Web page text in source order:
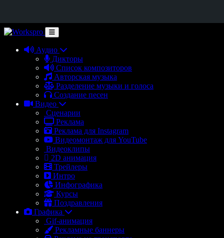
Аудио
Дикторы
Список композиторов
Авторская музыка
Разделение музыки и голоса
Создание песен
Видео
Сценарии
Реклама
Реклама для Instagram
Видеомонтаж для YouTube
Видеоклипы
2D анимация
Трейлеры
Интро
Инфографика
Курсы
Поздравления
Графика
Gif-анимация
Рекламные баннеры